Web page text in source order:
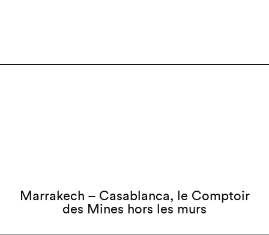
Marrakech – Casablanca, le Comptoir
des Mines hors les murs